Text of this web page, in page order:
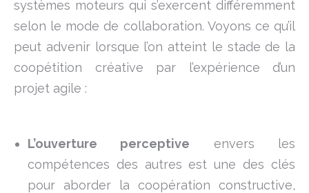
systèmes moteurs qui s’exercent différemment
selon le mode de collaboration. Voyons ce qu’il
peut advenir lorsque l’on atteint le stade de la
coopétition créative par l’expérience d’un
projet agile :
L’ouverture perceptive envers les
compétences des autres est une des clés
pour aborder la coopération constructive,